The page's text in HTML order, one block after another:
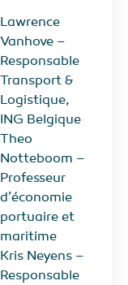
Lawrence
Vanhove –
Responsable
Transport &
Logistique,
ING Belgique
Theo
Notteboom –
Professeur
d’économie
portuaire et
maritime
Kris Neyens –
Responsable